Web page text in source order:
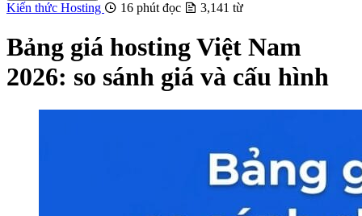
Kiến thức Hosting 16 phút đọc 3,141 từ
Bảng giá hosting Việt Nam
2026: so sánh giá và cấu hình